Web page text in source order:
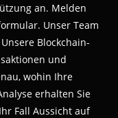
an. Melden
Unser Team
Blockchain-
und
wohin Ihre
erhalten Sie
Fall Aussicht auf